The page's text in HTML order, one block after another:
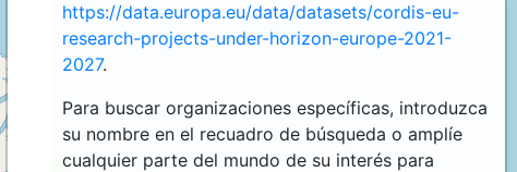
https://data.europa.eu/data/datasets/cordis-eu-
research-projects-under-horizon-europe-2021-
2027.
Para buscar organizaciones específicas, introduzca
su nombre en el recuadro de búsqueda o amplíe
cualquier parte del mundo de su interés para